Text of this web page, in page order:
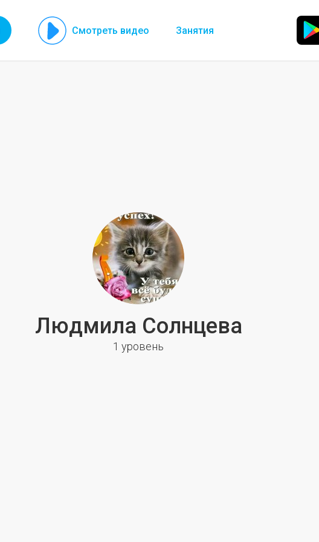
Смотреть видео Занятия
Людмила Солнцева
1 уровень